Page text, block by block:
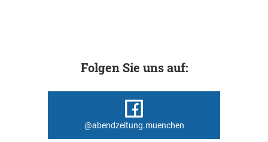
Folgen Sie uns auf:
@abendzeitung.muenchen